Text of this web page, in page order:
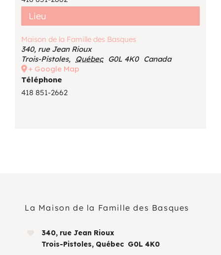
Lieu
Maison de la Famille des Basques
340, rue Jean Rioux
Trois-Pistoles, Québec G0L 4K0 Canada
+ Google Map
Téléphone
418 851-2662
La Maison de la Famille des Basques
340, rue Jean Rioux
Trois-Pistoles, Québec G0L 4K0